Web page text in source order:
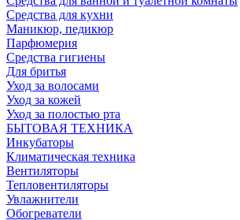
Средства для кухни
Маникюр, педикюр
Парфюмерия
Средства гигиены
Для бритья
Уход за волосами
Уход за кожей
Уход за полостью рта
БЫТОВАЯ ТЕХНИКА
Инкубаторы
Климатическая техника
Вентиляторы
Тепловентиляторы
Увлажнители
Обогреватели